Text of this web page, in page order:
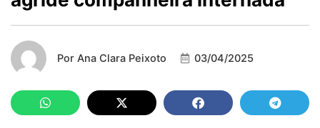
Por Ana Clara Peixoto 03/04/2025